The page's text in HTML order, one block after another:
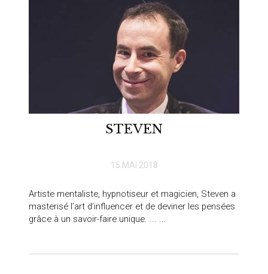
STEVEN
15 MAI 2018
Artiste mentaliste, hypnotiseur et magicien, Steven a
masterisé l’art d’influencer et de deviner les pensées
grâce à un savoir-faire unique. ... ...